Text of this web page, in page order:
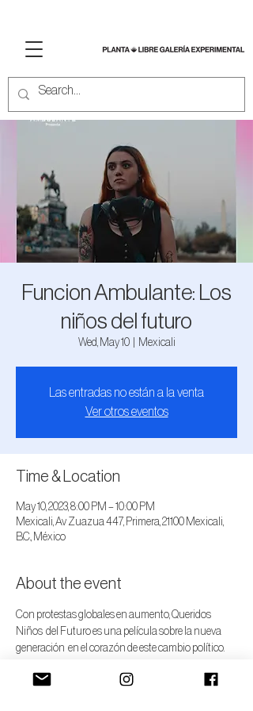
Funcion Ambulante: Los
niños del futuro
Wed, May 10
  |
Mexicali
Las entradas no están a la venta
Ver otros eventos
Time & Location
May 10, 2023, 8:00 PM – 10:00 PM
Mexicali, Av Zuazua 447, Primera, 21100 Mexicali,
B.C., México
About the event
Con protestas globales en aumento, Queridos
Niños  del Futuro es una película sobre la nueva
generación  en el corazón de este cambio político.
Chile, a Pepper luchar  por la democracia en Hong